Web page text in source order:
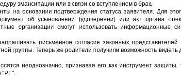
эмансипации или в связи со вступлением в брак.
на основании подтверждения статуса заявителя. Для
об усыновлении (удочерении) или акт органа
организации смогут использовать информационные
письменное согласие законных представителей
группы. Теперь же родители получили возможность видеть
неоднозначно, признавая его как инструмент защиты,
"РГ".